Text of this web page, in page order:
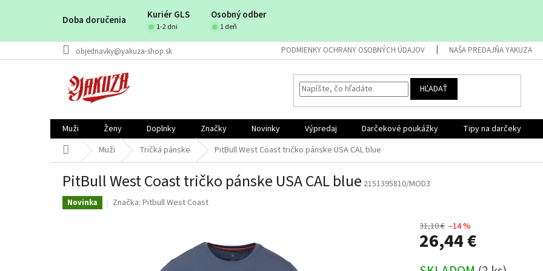
Doba doručenia Kuriér GLS Osobný odber
1-2 dni 1 deň
objednavky@yakuza-shop.sk PODMIENKY OCHRANY OSOBNÝCH ÚDAJOV NAŠA PREDAJŇA YAKUZA
HĽADAŤ
Muži Ženy Doplnky Značky Novinky Výpredaj Darčekové poukážky Tipy na darčeky
DomovMuži Tričká pánske PitBull West Coast tričko pánske USA CAL blue
PitBull West Coast tričko pánske USA CAL blue 2151395810/MOD3
Novinka Značka: Pitbull West Coast
31,10 € –14 %
26,44 €